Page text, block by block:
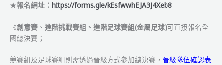
★報名網址： https://forms.gle/kEsfwwhEJA3J4Xeb8
《創意賽 、 進階挑戰賽組、進階足球賽組(金屬足球)可直接報名全
國總決賽；
競賽組及足球賽組則需透過晉級方式參加總決賽， 晉級隊伍確認表